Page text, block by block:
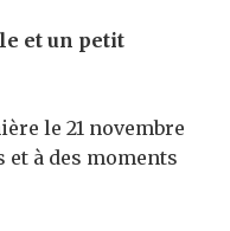
et un petit
le 21 novembre
à des moments